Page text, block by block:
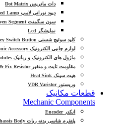
دات ماتریس Dot Matrix
دیود نورانی لامپ Led Lamp
سون سگمنت Seven Segment
نمایشگر Lcd
کلید سوئیچ شستی Key Switch Button
لوازم جانبی الکترونیک Electronic Accessory
ماژول های الکترونیک و رباتیک Modules
مقاومت ثابت و متغیر Var & Fix Resistor
هیت سینک Heat Sink
وریستور VDR Varistor
قطعات مکانیک
Mechanic Components
انکدر Encoder
پلتفرم شاسی بدنه ربات Platform Chassis Body